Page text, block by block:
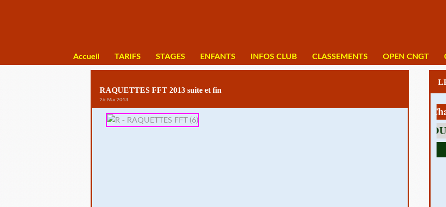
Accueil TARIFS STAGES ENFANTS INFOS CLUB CLASSEMENTS OPEN CNGT
RAQUETTES FFT 2013 suite et fin
26 Mai 2013
1 av Charles